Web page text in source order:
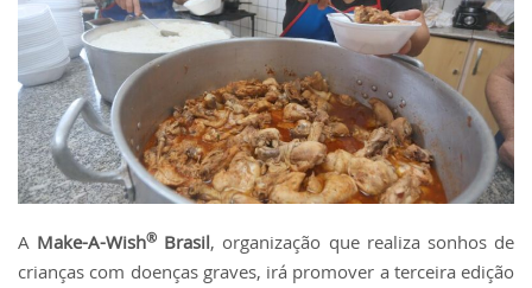
A Make-A-Wish® Brasil, organização que realiza sonhos de
crianças com doenças graves, irá promover a terceira edição